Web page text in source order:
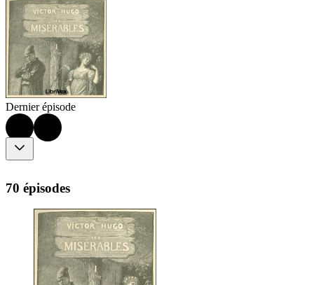
Dernier épisode
70 épisodes